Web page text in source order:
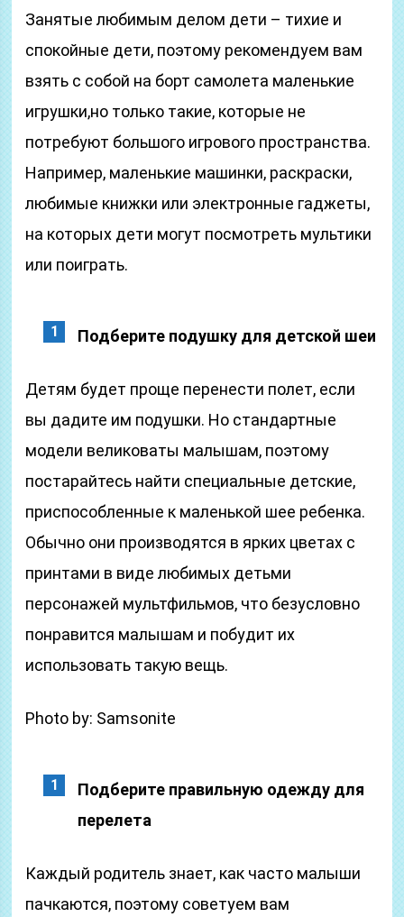
Занятые любимым делом дети – тихие и
спокойные дети, поэтому рекомендуем вам
взять с собой на борт самолета маленькие
игрушки,но только такие, которые не
потребуют большого игрового пространства.
Например, маленькие машинки, раскраски,
любимые книжки или электронные гаджеты,
на которых дети могут посмотреть мультики
или поиграть.
Подберите подушку для детской шеи
Детям будет проще перенести полет, если
вы дадите им подушки. Но стандартные
модели великоваты малышам, поэтому
постарайтесь найти специальные детские,
приспособленные к маленькой шее ребенка.
Обычно они производятся в ярких цветах с
принтами в виде любимых детьми
персонажей мультфильмов, что безусловно
понравится малышам и побудит их
использовать такую вещь.
Photo by: Samsonite
Подберите правильную одежду для
перелета
Каждый родитель знает, как часто малыши
пачкаются, поэтому советуем вам